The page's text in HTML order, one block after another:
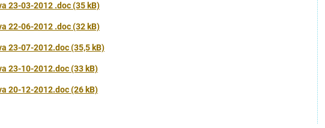
23-03-2012 .doc (35 kB)
22-06-2012 .doc (32 kB)
23-07-2012.doc (35,5 kB)
23-10-2012.doc (33 kB)
20-12-2012.doc (26 kB)